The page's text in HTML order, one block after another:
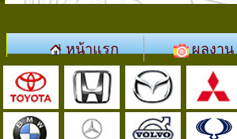
หน้าแรก ผลงาน